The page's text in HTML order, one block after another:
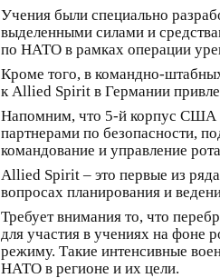
Учения были специально
выделенными силами и
по НАТО в рамках операции
Кроме того, в командно-
к Allied Spirit в Германии
Напомним, что 5-й корпус США
партнерами по безопасности,
командование и управление
Allied Spirit – это первые из
вопросах планирования и
Требует внимания то, что
для участия в учениях на фоне
режиму. Такие интенсивные
НАТО в регионе и их цели.